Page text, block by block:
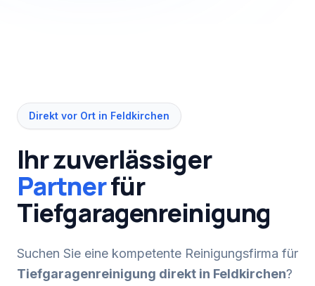
Direkt vor Ort in Feldkirchen
Ihr zuverlässiger
Partnerfür
Tiefgaragenreinigung
Suchen Sie eine kompetente Reinigungsfirma für
Tiefgaragenreinigung direkt in Feldkirchen?